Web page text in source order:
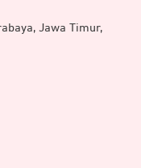
Jawa Timur,